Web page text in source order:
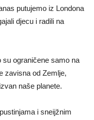
putujemo iz Londona
djecu i radili na
ograničene samo na
zavisna od Zemlje,
naše planete.
i sneijžnim